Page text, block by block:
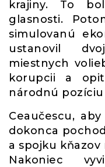
krajiny. To
glasnosti.
simulovanú
ustanovil
miestnych
korupcii a
národnú pozíciu
Ceaučescu,
dokonca
a spojku
Nakoniec